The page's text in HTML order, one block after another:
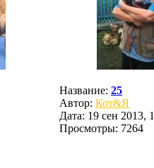
Название: 25
Автор: Кот&Я
Дата: 19 сен 2013,
Просмотры: 7264